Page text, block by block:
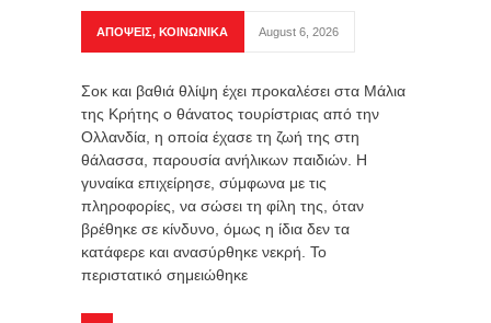
ΑΠΟΨΕΙΣ, ΚΟΙΝΩΝΙΚΑ August 6, 2026
Σοκ και βαθιά θλίψη έχει προκαλέσει στα Μάλια
της Κρήτης ο θάνατος τουρίστριας από την
Ολλανδία, η οποία έχασε τη ζωή της στη
θάλασσα, παρουσία ανήλικων παιδιών. Η
γυναίκα επιχείρησε, σύμφωνα με τις
πληροφορίες, να σώσει τη φίλη της, όταν
βρέθηκε σε κίνδυνο, όμως η ίδια δεν τα
κατάφερε και ανασύρθηκε νεκρή. Το
περιστατικό σημειώθηκε